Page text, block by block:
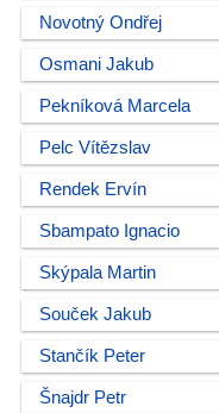
Novotný Ondřej
Osmani Jakub
Pekníková Marcela
Pelc Vítězslav
Rendek Ervín
Sbampato Ignacio
Skýpala Martin
Souček Jakub
Stančík Peter
Šnajdr Petr